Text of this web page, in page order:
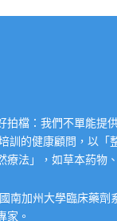
拍檔：我們不單能
訓的健康顧問，以
療法」，如草本葯物
南加州大學臨床藥
家。